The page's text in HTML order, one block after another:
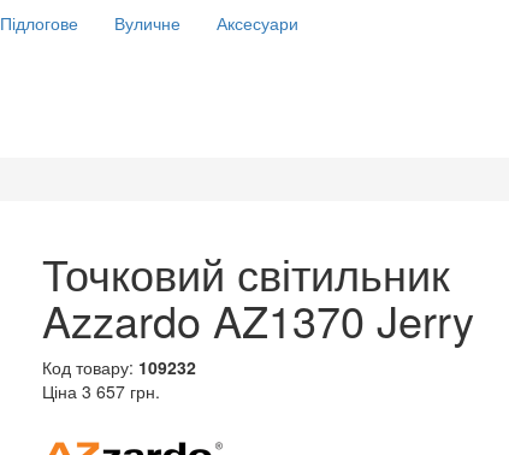
Підлогове Вуличне Аксесуари
Точковий світильник
Azzardo AZ1370 Jerry
Код товару: 109232
Ціна 3 657 грн.